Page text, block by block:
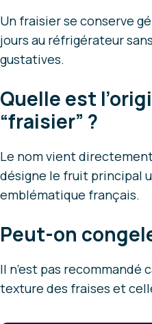
Un fraisier se conserve
jours au réfrigérateur
gustatives.
Quelle est
“fraisier” ?
Le nom vient directement
désigne le fruit principal
emblématique français.
Peut-on
Il n’est pas recommandé
texture des fraises et